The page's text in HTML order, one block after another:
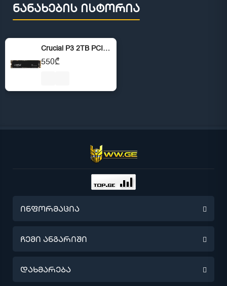
ნანახების ისტორია
Crucial P3 2TB PCIe Gen3 3D
550₾
ინფორმაცია
წინასწარი შეკვეთა
ჩემი ანგარიში
ჩემი ანგარიში
დახმარება